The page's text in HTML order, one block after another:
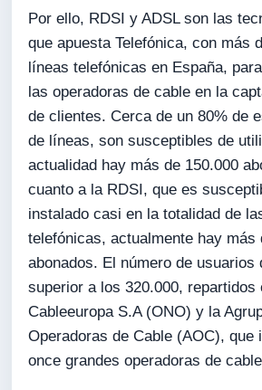
Por ello, RDSI y ADSL son las
que apuesta Telefónica, con más
líneas telefónicas en España,
las operadoras de cable en la
de clientes. Cerca de un 80% de
de líneas, son susceptibles de
actualidad hay más de 150.000
cuanto a la RDSI, que es
instalado casi en la totalidad de
telefónicas, actualmente hay más
abonados. El número de usuarios
superior a los 320.000, repartidos
Cableeuropa S.A (ONO) y la
Operadoras de Cable (AOC), que
once grandes operadoras de